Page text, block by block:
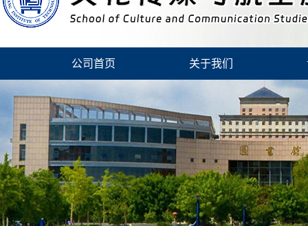
公司首页 关于我们